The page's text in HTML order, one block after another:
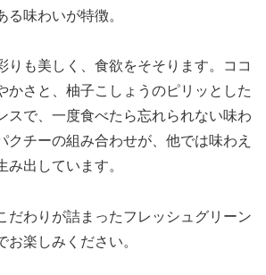
る味わいが特徴。
りも美しく、食欲をそそります。ココ
かさと、柚子こしょうのピリッとした
スで、一度食べたら忘れられない味わ
クチーの組み合わせが、他では味わえ
み出しています。
だわりが詰まったフレッシュグリーン
お楽しみください。